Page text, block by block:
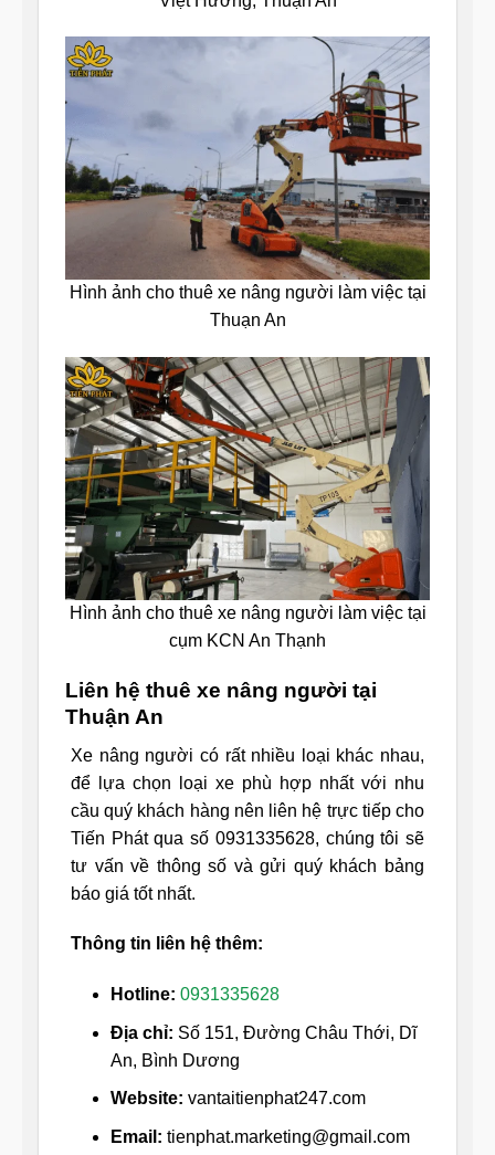
Hình ảnh cho thuê xe nâng người làm việc tại
Thuạn An
Hình ảnh cho thuê xe nâng người làm việc tại
cụm KCN An Thạnh
Liên hệ thuê xe nâng người tại
Thuận An
Xe nâng người có rất nhiều loại khác nhau,
để lựa chọn loại xe phù hợp nhất với nhu
cầu quý khách hàng nên liên hệ trực tiếp cho
Tiến Phát qua số 0931335628, chúng tôi sẽ
tư vấn về thông số và gửi quý khách bảng
báo giá tốt nhất.
Thông tin liên hệ thêm:
Hotline: 0931335628
Địa chỉ: Số 151, Đường Châu Thới, Dĩ
An, Bình Dương
Website: vantaitienphat247.com
Email: tienphat.marketing@gmail.com